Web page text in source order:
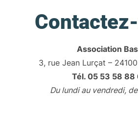
Association
3, rue Jean Lurçat – 24100
Tél. 05 53 58 88
Du lundi au vendredi,